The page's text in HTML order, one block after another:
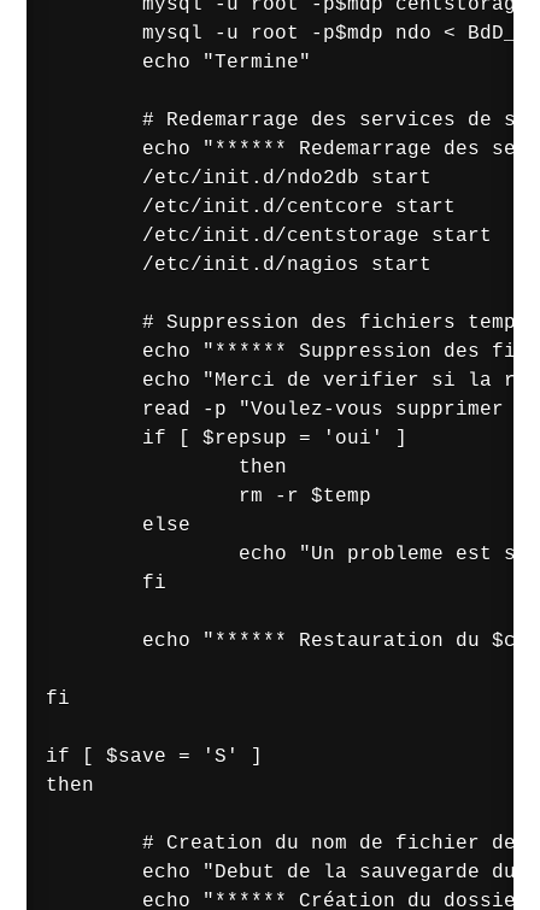
mysql -u root -p$mdp
mysql -u root -p$mdp ndo <
        echo "Termine"
# Redemarrage des services de
echo "****** Redemarrage des
        /etc/init.d/ndo2db start
        /etc/init.d/centcore start
        /etc/init.d/centstorage start
        /etc/init.d/nagios start
# Suppression des fichiers
echo "****** Suppression des
echo "Merci de verifier si la
read -p "Voulez-vous supprimer
        if [ $repsup = 'oui' ]
                then
                rm -r $temp
        else
echo "Un probleme est
        fi
echo "****** Restauration du
fi
if [ $save = 'S' ]
then
# Creation du nom de fichier de
echo "Debut de la sauvegarde du
echo "****** Création du dossier